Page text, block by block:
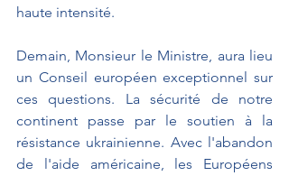
haute intensité.
Demain, Monsieur le Ministre, aura lieu
un Conseil européen exceptionnel sur
ces questions. La sécurité de notre
continent passe par le soutien à la
résistance ukrainienne. Avec l'abandon
de l'aide américaine, les Européens